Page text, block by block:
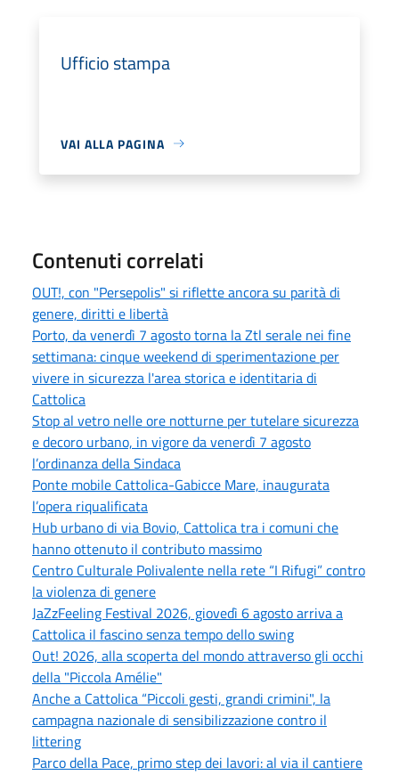
Ufficio stampa
VAI ALLA PAGINA
Contenuti correlati
OUT!, con "Persepolis" si riflette ancora su parità di
genere, diritti e libertà
Porto, da venerdì 7 agosto torna la Ztl serale nei fine
settimana: cinque weekend di sperimentazione per
vivere in sicurezza l'area storica e identitaria di
Cattolica
Stop al vetro nelle ore notturne per tutelare sicurezza
e decoro urbano, in vigore da venerdì 7 agosto
l’ordinanza della Sindaca
Ponte mobile Cattolica-Gabicce Mare, inaugurata
l’opera riqualificata
Hub urbano di via Bovio, Cattolica tra i comuni che
hanno ottenuto il contributo massimo
Centro Culturale Polivalente nella rete “I Rifugi” contro
la violenza di genere
JaZzFeeling Festival 2026, giovedì 6 agosto arriva a
Cattolica il fascino senza tempo dello swing
Out! 2026, alla scoperta del mondo attraverso gli occhi
della "Piccola Amélie"
Anche a Cattolica “Piccoli gesti, grandi crimini", la
campagna nazionale di sensibilizzazione contro il
littering
Parco della Pace, primo step dei lavori: al via il cantiere